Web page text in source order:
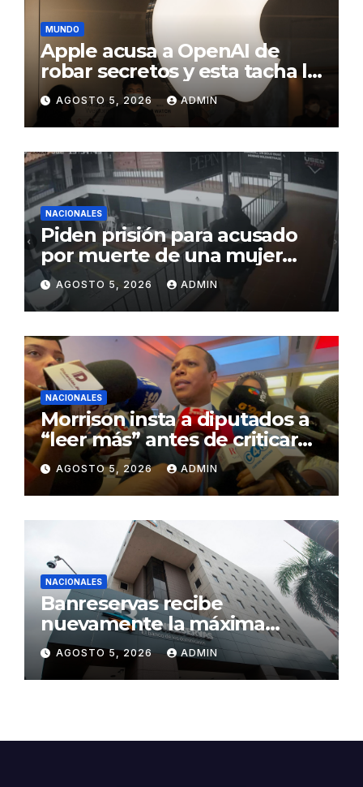
MUNDO
Apple acusa a OpenAI de
robar secretos y esta tacha la
demanda de «agresiva y
personal»
AGOSTO 5, 2026 ADMIN
NACIONALES
Piden prisión para acusado
por muerte de una mujer
durante intento de robo en
plaza comercial en Piantini
AGOSTO 5, 2026 ADMIN
NACIONALES
Morrison insta a diputados a
“leer más” antes de criticar
préstamo para seguridad vial
AGOSTO 5, 2026 ADMIN
NACIONALES
Banreservas recibe
nuevamente la máxima
calificación crediticia AAA.do
de Moody’s Local RD con
perspectiva Estable
AGOSTO 5, 2026 ADMIN